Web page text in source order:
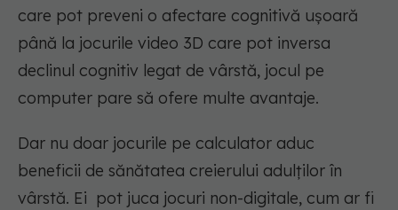
care pot preveni o afectare cognitivă ușoară
până la jocurile video 3D care pot inversa
declinul cognitiv legat de vârstă, jocul pe
computer pare să ofere multe avantaje.
Dar nu doar jocurile pe calculator aduc
beneficii de sănătatea creierului adulților în
vârstă. Ei pot juca jocuri non-digitale, cum ar fi